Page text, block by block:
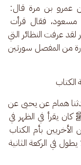
عن عمرو بن مرة قال:
فقال قرأت
عرفت النظائر التي
من المفصل سورتين
الكتاب
همام عن يحيى عن
كان يقرأ في الظهر في
الأخريين بأم الكتاب
في الركعة الثانية